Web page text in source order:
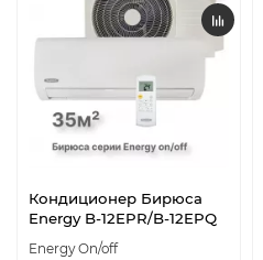
Кондиционер Бирюса
Energy B-12EPR/B-12EPQ
Energy On/off